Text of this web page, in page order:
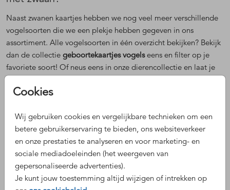
Cookies
Wij gebruiken cookies en vergelijkbare technieken om een
betere gebruikerservaring te bieden, ons websiteverkeer
en onze prestaties te analyseren en voor marketing- en
sociale mediadoeleinden (het weergeven van
gepersonaliseerde advertenties).
Je kunt jouw toestemming altijd wijzigen of intrekken op
Naast zwanen kaartjes hebben we nog veel meer verschillende
vogelsoorten die we een plekje hebben gegeven in ons
assortiment. Alle vogelsoorten in één overzicht bekijken? Bekijk
dan de collectie geboortekaartjes vogelseens en filter op je
favoriete soort! Of neus eens in onze dierencollectie en laat je
inspireren door de vele andere
Heb je nog vragen voordat je jouw bestelling plaatst? Neem
dan gerust contact met ons op. We helpen je graag. Jij blij, wij
blij!
Klaar met het ontwerpen van jouw elegante zwaan
geboortekaartje? Bestel dan eerst een proefdruk. Zo kun je zien